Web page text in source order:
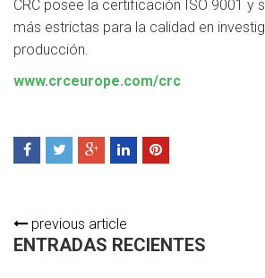
CRC posee la certificación ISO 9001 y
más estrictas para la calidad en
producción.
www.crceurope.com/crc
previous article
ENTRADAS RECIENTES